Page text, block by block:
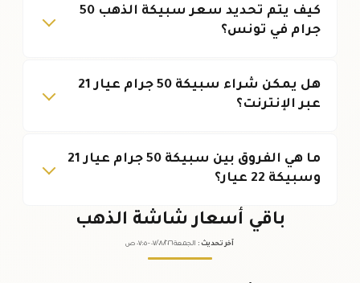
كيف يتم تحديد سعر سبيكة الذهب 50
جرام في تونس؟
هل يمكن شراء سبيكة 50 جرام عيار 21
عبر الإنترنت؟
ما هي الفروق بين سبيكة 50 جرام عيار 21
وسبيكة 22 عيار؟
باقي أسعار شاشة الذهب
آخر تحديث : الجمعة ٠٧ /٠٨/٢٠٢٦ - ٠٧:٠٥ ص